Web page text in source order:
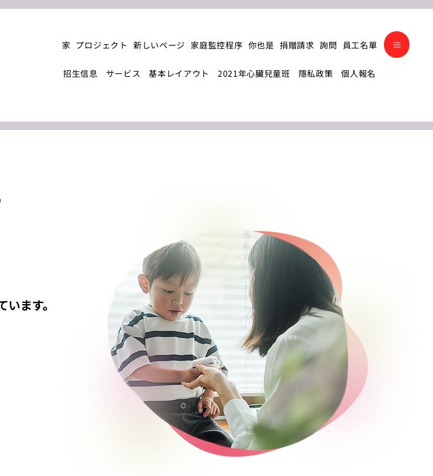
家 プロジェクト 新しいページ 家庭監控程序 你也是 捐贈請求 詢問 員工名單
招生信息 サービス 基本レイアウト 2021年心臟兒童班 隱私政策 個人報名
ます。